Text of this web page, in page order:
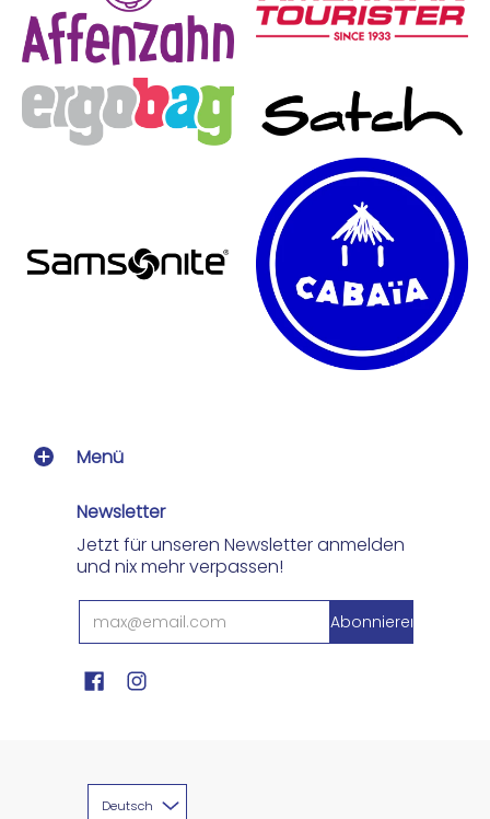
Menü
Newsletter
Jetzt für unseren Newsletter anmelden
und nix mehr verpassen!
Deutsch